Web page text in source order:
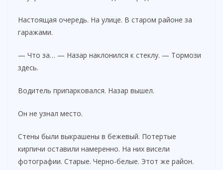
Настоящая очередь. На улице. В старом районе за
гаражами.
— Что за… — Назар наклонился к стеклу. — Тормози
здесь.
Водитель припарковался. Назар вышел.
Он не узнал место.
Стены были выкрашены в бежевый. Потертые
кирпичи оставили намеренно. На них висели
фотографии. Старые. Черно-белые. Этот же район.